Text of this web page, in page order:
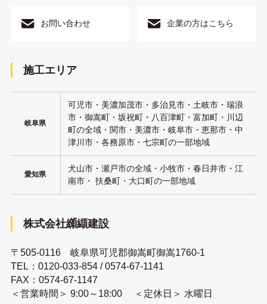
お問い合わせ 企業の方はこちら
施工エリア
岐阜県
可児市・美濃加茂市・多治見市・土岐市・瑞浪
市・御嵩町・坂祝町・八百津町・富加町・川辺
町の全域・関市・美濃市・岐阜市・恵那市・中
津川市・各務原市・七宗町の一部地域
愛知県
犬山市・瀬戸市の全域・小牧市・春日井市・江
南市・ 扶桑町・大口町の一部地域
株式会社纐纈建設
〒505-0116 岐阜県可児郡御嵩町御嵩1760-1
TEL： 0120-033-854/0574-67-1141
FAX：0574-67-1147
＜営業時間＞ 9:00～18:00 ＜定休日＞ 水曜日